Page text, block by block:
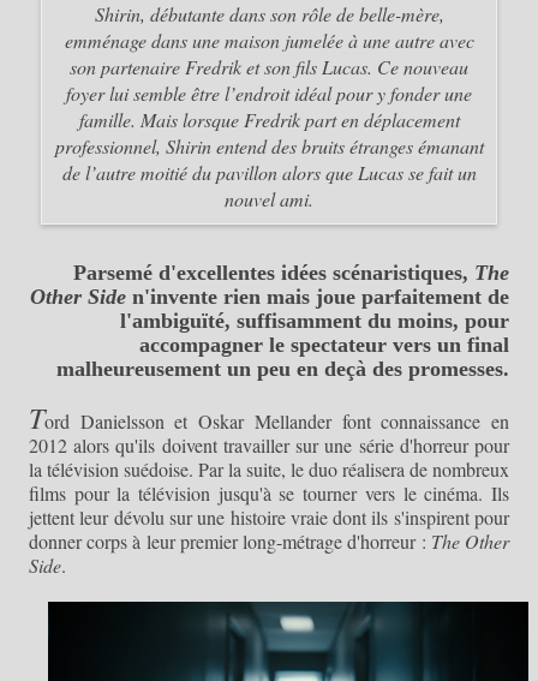
Shirin, débutante dans son rôle de belle-mère,
emménage dans une maison jumelée à une autre avec
son partenaire Fredrik et son fils Lucas. Ce nouveau
foyer lui semble être l’endroit idéal pour y fonder une
famille. Mais lorsque Fredrik part en déplacement
professionnel, Shirin entend des bruits étranges émanant
de l’autre moitié du pavillon alors que Lucas se fait un
nouvel ami.
Parsemé d'excellentes idées scénaristiques, The
Other Side n'invente rien mais joue parfaitement de
l'ambiguïté, suffisamment du moins, pour
accompagner le spectateur vers un final
malheureusement un peu en deçà des promesses.
Tord Danielsson et Oskar Mellander font connaissance en
2012 alors qu'ils doivent travailler sur une série d'horreur pour
la télévision suédoise. Par la suite, le duo réalisera de nombreux
films pour la télévision jusqu'à se tourner vers le cinéma. Ils
jettent leur dévolu sur une histoire vraie dont ils s'inspirent pour
donner corps à leur premier long-métrage d'horreur : The Other
Side.